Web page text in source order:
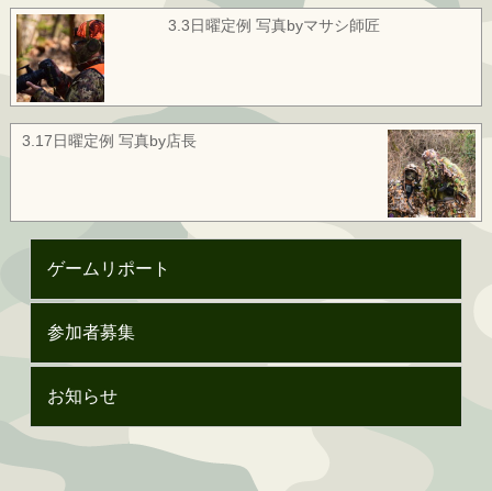
3.3日曜定例 写真byマサシ師匠
3.17日曜定例 写真by店長
ゲームリポート
参加者募集
お知らせ